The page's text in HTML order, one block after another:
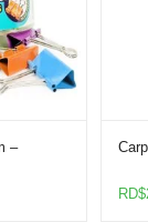
–
RD$